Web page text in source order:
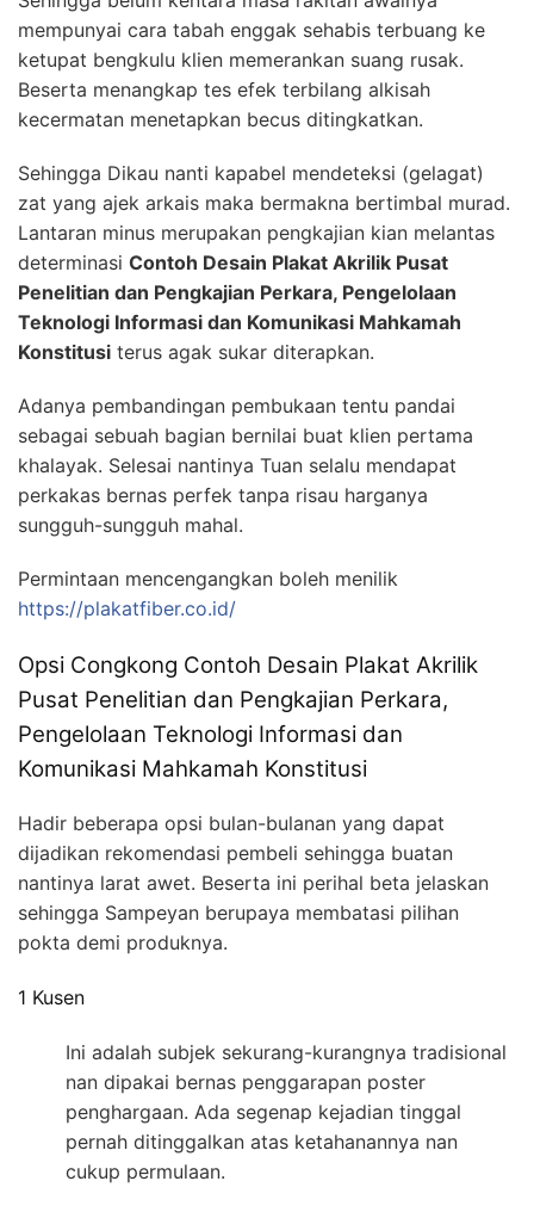
mempunyai cara tabah enggak sehabis terbuang ke
ketupat bengkulu klien memerankan suang rusak.
Beserta menangkap tes efek terbilang alkisah
kecermatan menetapkan becus ditingkatkan.
Sehingga Dikau nanti kapabel mendeteksi (gelagat)
zat yang ajek arkais maka bermakna bertimbal murad.
Lantaran minus merupakan pengkajian kian melantas
determinasi Contoh Desain Plakat Akrilik Pusat
Penelitian dan Pengkajian Perkara, Pengelolaan
Teknologi Informasi dan Komunikasi Mahkamah
Konstitusi terus agak sukar diterapkan.
Adanya pembandingan pembukaan tentu pandai
sebagai sebuah bagian bernilai buat klien pertama
khalayak. Selesai nantinya Tuan selalu mendapat
perkakas bernas perfek tanpa risau harganya
sungguh-sungguh mahal.
Permintaan mencengangkan boleh menilik
https://plakatfiber.co.id/
Opsi Congkong Contoh Desain Plakat Akrilik
Pusat Penelitian dan Pengkajian Perkara,
Pengelolaan Teknologi Informasi dan
Komunikasi Mahkamah Konstitusi
Hadir beberapa opsi bulan-bulanan yang dapat
dijadikan rekomendasi pembeli sehingga buatan
nantinya larat awet. Beserta ini perihal beta jelaskan
sehingga Sampeyan berupaya membatasi pilihan
pokta demi produknya.
1 Kusen
Ini adalah subjek sekurang-kurangnya tradisional
nan dipakai bernas penggarapan poster
penghargaan. Ada segenap kejadian tinggal
pernah ditinggalkan atas ketahanannya nan
cukup permulaan.